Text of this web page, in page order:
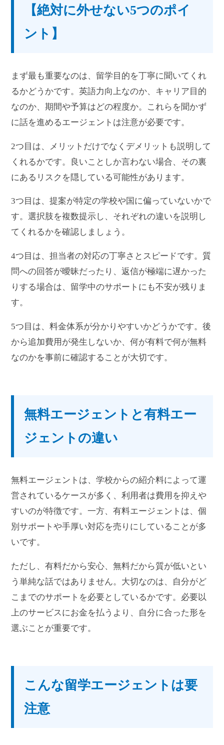
【絶対に外せない5つのポイ
ント】
まず最も重要なのは、留学目的を丁寧に聞いてくれ
るかどうかです。英語力向上なのか、キャリア目的
なのか、期間や予算はどの程度か。これらを聞かず
に話を進めるエージェントは注意が必要です。
2つ目は、メリットだけでなくデメリットも説明して
くれるかです。良いことしか言わない場合、その裏
にあるリスクを隠している可能性があります。
3つ目は、提案が特定の学校や国に偏っていないかで
す。選択肢を複数提示し、それぞれの違いを説明し
てくれるかを確認しましょう。
4つ目は、担当者の対応の丁寧さとスピードです。質
問への回答が曖昧だったり、返信が極端に遅かった
りする場合は、留学中のサポートにも不安が残りま
す。
5つ目は、料金体系が分かりやすいかどうかです。後
から追加費用が発生しないか、何が有料で何が無料
なのかを事前に確認することが大切です。
無料エージェントと有料エー
ジェントの違い
無料エージェントは、学校からの紹介料によって運
営されているケースが多く、利用者は費用を抑えや
すいのが特徴です。一方、有料エージェントは、個
別サポートや手厚い対応を売りにしていることが多
いです。
ただし、有料だから安心、無料だから質が低いとい
う単純な話ではありません。大切なのは、自分がど
こまでのサポートを必要としているかです。必要以
上のサービスにお金を払うより、自分に合った形を
選ぶことが重要です。
こんな留学エージェントは要
注意